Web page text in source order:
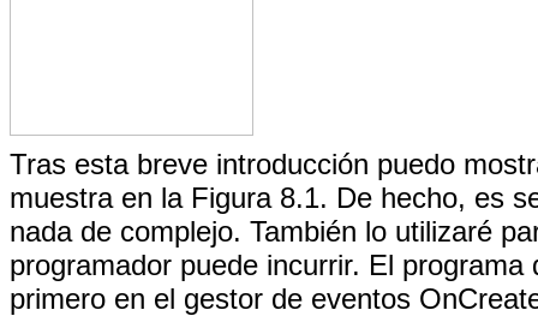
Tras esta breve introducción puedo
muestra en la Figura 8.1. De hecho, es
nada de complejo. También lo utilizaré
programador puede incurrir. El
primero en el gestor de eventos